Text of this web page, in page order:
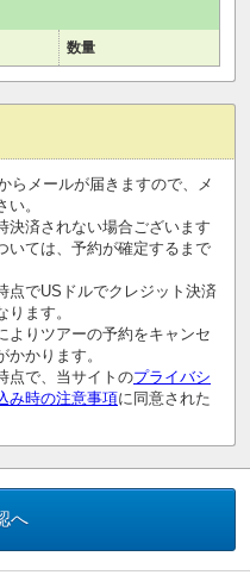
数量
らメールが届きますので、メ
。
決済されない場合ございます
いては、予約が確定するまで
点でUSドルでクレジット決済
ます。
よりツアーの予約をキャンセ
かります。
点で、当サイトのプライバシ
み時の注意事項に同意された